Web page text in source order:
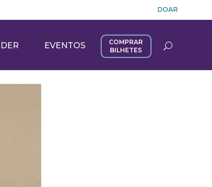
DOAR
EVENTOS
COMPRAR
BILHETES